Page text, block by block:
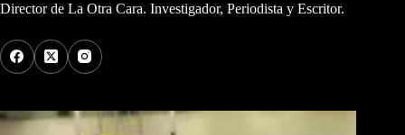
Director de La Otra Cara. Investigador, Periodista y Escritor.